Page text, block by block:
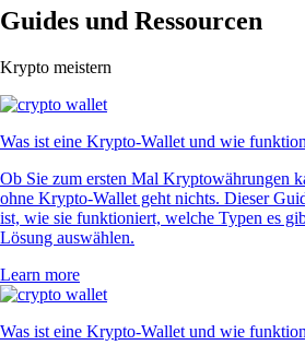
Guides und Ressourcen
Krypto meistern
Was ist eine Krypto-Wallet und wie
Ob Sie zum ersten Mal Kryptowährungen
ohne Krypto-Wallet geht nichts. Dieser
ist, wie sie funktioniert, welche Typen es
Lösung auswählen.
Learn more
Was ist eine Krypto-Wallet und wie